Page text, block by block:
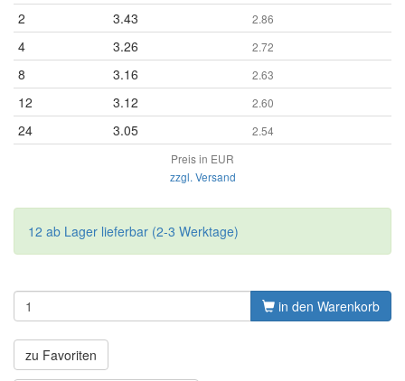
2 3.43 2.86
4 3.26 2.72
8 3.16 2.63
12 3.12 2.60
24 3.05
2.54
Preis in EUR
zzgl. Versand
12 ab Lager lieferbar (2-3 Werktage)
in den Warenkorb
zu Favoriten